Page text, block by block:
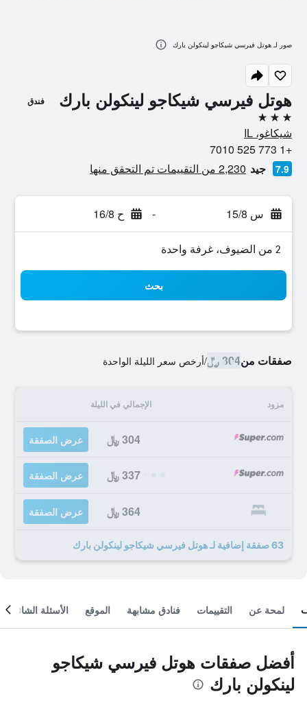
هوتل فيرسي شيكاجو لينكولن بارك فندق
3 نجوم
شيكاغو، IL
+1 773 525 7010
7.9 جيد 2,230 من التقييمات تم التحقق منها
س 15/8 - ح 16/8
2 من الضيوف، غرفة واحدة
بحث
صفقات من304 ﷼ /أرخص سعر الليلة الواحدة
مزود الإجمالي في الليلة
304 ﷼ عرض الصفقة
337 ﷼ عرض الصفقة
364 ﷼ عرض الصفقة
63 صفقة إضافية لـ هوتل فيرسي شيكاجو لينكولن بارك
صور لـ هوتل فيرسي شيكاجو لينكولن بارك
لمحة عن التقييمات فنادق مشابهة الموقع الأسئلة الشائعة
أفضل صفقات هوتل فيرسي شيكاجو
لينكولن بارك